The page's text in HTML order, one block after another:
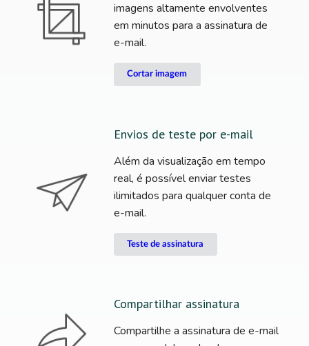
imagens altamente envolventes
em minutos para a assinatura de
e-mail.
Cortar imagem
Envios de teste por e-mail
Além da visualização em tempo
real, é possível enviar testes
ilimitados para qualquer conta de
e-mail.
Teste de assinatura
Compartilhar assinatura
Compartilhe a assinatura de e-mail